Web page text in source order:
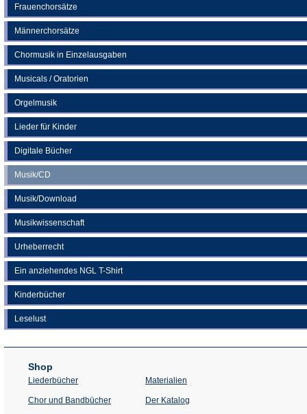
Frauenchorsätze
Männerchorsätze
Chormusik in Einzelausgaben
Musicals / Oratorien
Orgelmusik
Lieder für Kinder
Digitale Bücher
Musik/CD
Musik/Download
Musikwissenschaft
Urheberrecht
Ein anziehendes NGL T-Shirt
Kinderbücher
Leselust
Shop
Liederbücher
Chor und Bandbücher
Materialien
Der Katalog